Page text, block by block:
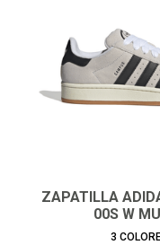
ZAPATILLA
00S W
3